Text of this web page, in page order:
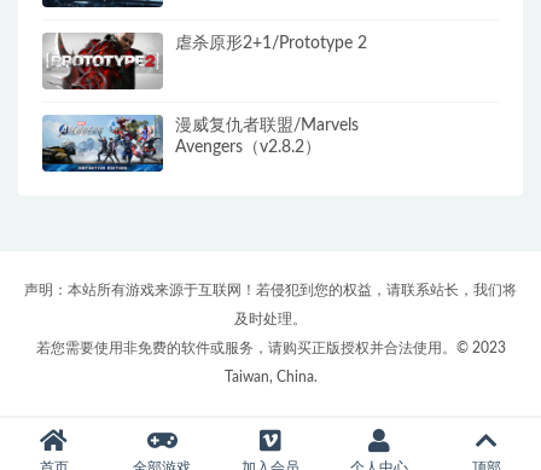
虐杀原形2+1/Prototype 2
漫威复仇者联盟/Marvels
Avengers（v2.8.2）
声明：本站所有游戏来源于互联网！若侵犯到您的权益，请联系站长，我们将
及时处理。
若您需要使用非免费的软件或服务，请购买正版授权并合法使用。© 2023
Taiwan, China.